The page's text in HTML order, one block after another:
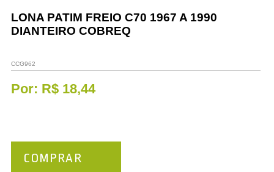
Promoções
LONA PATIM FREIO C70 1967 A 1990
DIANTEIRO COBREQ
CCG962
Por: R$ 18,44
COMPRAR